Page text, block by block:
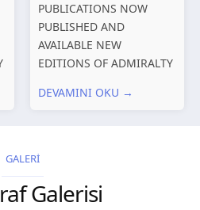
PUBLICATIONS NOW
PUBLISHED AND
AVAILABLE NEW
EDITIONS OF ADMIRALTY
PUBLICATIONS New
2026 Chart
Title, limits and other
remarks 67 Gulf of...
DEVAMINI OKU →
GALERİ
Galerisi